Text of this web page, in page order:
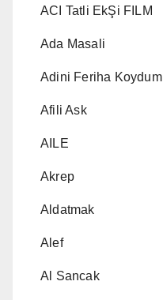
ACI Tatli EkŞi FILM
Ada Masali
Adini Feriha Koydum
Afili Ask
AILE
Akrep
Aldatmak
Alef
Al Sancak